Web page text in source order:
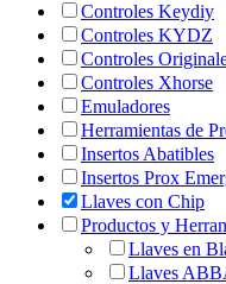
Controles Keydiy
Controles KYDZ
Controles
Controles Xhorse
Emuladores
Herramientas de
Insertos Abatibles
Insertos Prox
Llaves con Chip
Productos y
Llaves en
Llaves